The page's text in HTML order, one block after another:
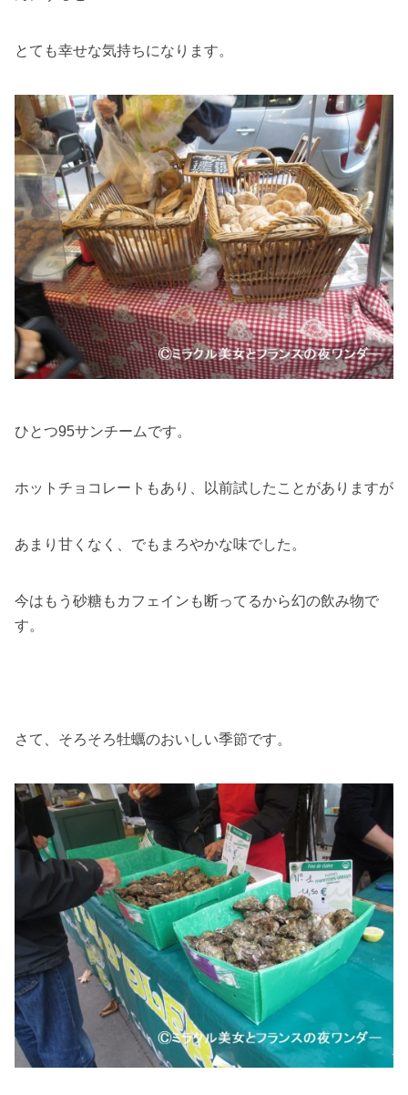
とても幸せな気持ちになります。
ひとつ95サンチームです。
ホットチョコレートもあり、以前試したことがありますが
あまり甘くなく、でもまろやかな味でした。
今はもう砂糖もカフェインも断ってるから幻の飲み物で
す。
さて、そろそろ牡蠣のおいしい季節です。